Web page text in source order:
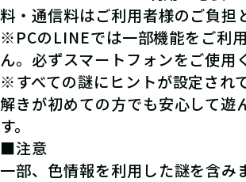
料・通信料はご利用者様のご負担
※PCのLINEでは一部機能をご利
ん。必ずスマートフォンをご使用
※すべての謎にヒントが設定され
解きが初めての方でも安心して遊
す。
■注意
一部、色情報を利用した謎を含み